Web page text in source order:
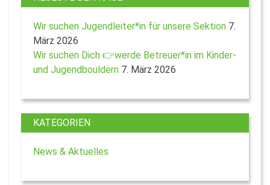
Wir suchen Jugendleiter*in für unsere Sektion 7.
März 2026
Wir suchen Dich 👉werde Betreuer*in im Kinder-
und Jugendbouldern 7. März 2026
KATEGORIEN
News & Aktuelles